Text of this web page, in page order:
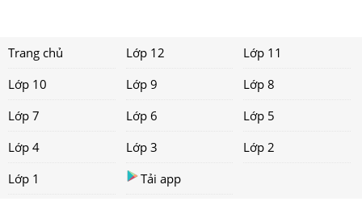
Trang chủ Lớp 12
Lớp 11
Lớp 10
Lớp 9
Lớp 8
Lớp 7
Lớp 6
Lớp 5
Lớp 4
Lớp 3
Lớp 2
Lớp 1
Tải app